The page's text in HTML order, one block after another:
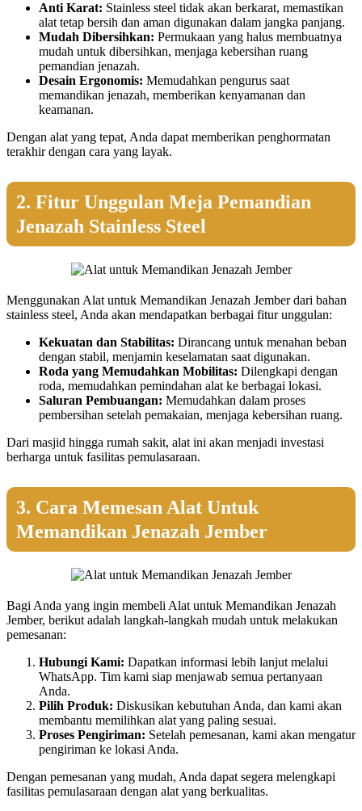
Anti Karat: Stainless steel tidak akan berkarat, memastikan
alat tetap bersih dan aman digunakan dalam jangka panjang.
Mudah Dibersihkan: Permukaan yang halus membuatnya
mudah untuk dibersihkan, menjaga kebersihan ruang
pemandian jenazah.
Desain Ergonomis: Memudahkan pengurus saat
memandikan jenazah, memberikan kenyamanan dan
keamanan.
Dengan alat yang tepat, Anda dapat memberikan penghormatan
terakhir dengan cara yang layak.
2. Fitur Unggulan Meja Pemandian
Jenazah Stainless Steel
Menggunakan Alat untuk Memandikan Jenazah Jember dari bahan
stainless steel, Anda akan mendapatkan berbagai fitur unggulan:
Kekuatan dan Stabilitas: Dirancang untuk menahan beban
dengan stabil, menjamin keselamatan saat digunakan.
Roda yang Memudahkan Mobilitas: Dilengkapi dengan
roda, memudahkan pemindahan alat ke berbagai lokasi.
Saluran Pembuangan: Memudahkan dalam proses
pembersihan setelah pemakaian, menjaga kebersihan ruang.
Dari masjid hingga rumah sakit, alat ini akan menjadi investasi
berharga untuk fasilitas pemulasaraan.
3. Cara Memesan Alat Untuk
Memandikan Jenazah Jember
Bagi Anda yang ingin membeli Alat untuk Memandikan Jenazah
Jember, berikut adalah langkah-langkah mudah untuk melakukan
pemesanan:
Hubungi Kami: Dapatkan informasi lebih lanjut melalui
WhatsApp. Tim kami siap menjawab semua pertanyaan
Anda.
Pilih Produk: Diskusikan kebutuhan Anda, dan kami akan
membantu memilihkan alat yang paling sesuai.
Proses Pengiriman: Setelah pemesanan, kami akan mengatur
pengiriman ke lokasi Anda.
Dengan pemesanan yang mudah, Anda dapat segera melengkapi
fasilitas pemulasaraan dengan alat yang berkualitas.